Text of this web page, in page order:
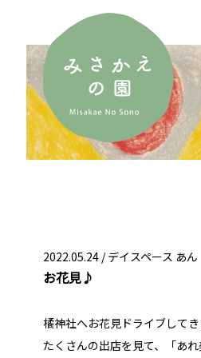
2022.05.24 /デイスペース あん
お花見♪
橘神社へお花見ドライブして
たくさんの出店を見て、「あ